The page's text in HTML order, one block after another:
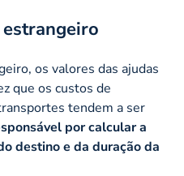
os valores das ajudas
que os custos de
tendem a ser
por calcular a
destino e da duração da